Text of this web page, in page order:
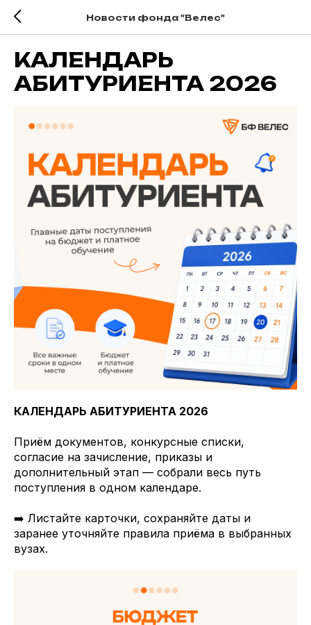
Новости фонда "Велес"
КАЛЕНДАРЬ
АБИТУРИЕНТА 2026
КАЛЕНДАРЬ АБИТУРИЕНТА 2026
Приём документов, конкурсные списки,
согласие на зачисление, приказы и
дополнительный этап — собрали весь путь
поступления в одном календаре.
➡️ Листайте карточки, сохраняйте даты и
заранее уточняйте правила приёма в выбранных
вузах.